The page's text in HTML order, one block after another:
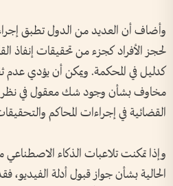
وأضاف أن العديد من الدول تطبق
لحجز الأفراد كجزء من تحقيقات إنفاذ
كدليل في المحكمة. ويمكن أن يؤدي عدم
مخاوف بشأن وجود شك معقول في نظر
القضائية في إجراءات المحاكم
وإذا تمكنت تلاعبات الذكاء
الحالية بشأن جواز قبول أدلة